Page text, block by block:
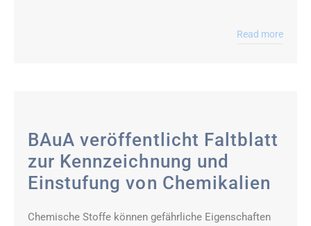
Read more
BAuA veröffentlicht Faltblatt
zur Kennzeichnung und
Einstufung von Chemikalien
Chemische Stoffe können gefährliche Eigenschaften